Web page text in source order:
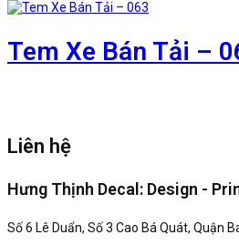
Tem Xe Bán Tải –
Liên hệ
Hưng Thịnh Decal: Design -
Số 6 Lê Duẩn, Số 3 Cao Bá Quát, Quận